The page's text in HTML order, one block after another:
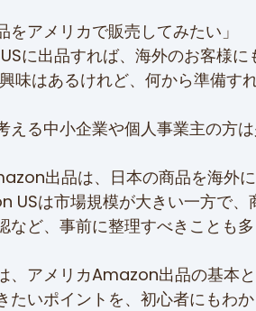
をアメリカで販売してみたい」
に出品すれば、海外のお客様に
興味はあるけれど、何から準備す
える中小企業や個人事業主の方は
出品は、日本の商品を海外
USは市場規模が大きい一方で
など、事前に整理すべきことも多
、アメリカAmazon出品の基本
たいポイントを、初心者にもわか